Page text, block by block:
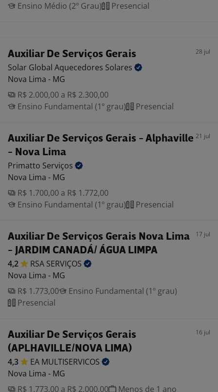
Ensino Médio (2º Grau)
Presencial
Auxiliar De Serviços Gerais 28 jul
Solar Global Aquecedores Solares
Nova Lima - MG
R$ 2.000,00 a R$ 2.300,00
Ensino Fundamental (1º grau)
Presencial
Auxiliar De Serviços Gerais - Alphaville
- Nova Lima
21 jul
Primatto Serviços
Nova Lima - MG
R$ 1.700,00 a R$ 1.772,00
Ensino Fundamental (1º grau)
Presencial
Auxiliar De Serviços Gerais Nova Lima
- JARDIM CANADÁ/ ÁGUA LIMPA
17 jul
4,2 RSA SERVIÇOS
Nova Lima - MG
R$ 1.773,00
Ensino Fundamental (1º grau)
Presencial
Auxiliar De Serviços Gerais
(APLHAVILLE/NOVA LIMA)
16 jul
4,3 EA MULTISERVICOS
Nova Lima - MG
R$ 1.773,00 a R$ 2.000,00
Menos de 1 ano